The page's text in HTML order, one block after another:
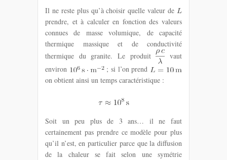
Il ne reste plus qu’à choisir quelle valeur de
prendre, et à calculer en fonction des valeurs
connues de masse volumique, de capacité
thermique massique et de conductivité
thermique du granite. Le produit
vaut
environ
; si l’on prend
on obtient ainsi un temps caractéristique :
Soit un peu plus de 3 ans… il ne faut
certainement pas prendre ce modèle pour plus
qu’il n’est, en particulier parce que la diffusion
de la chaleur se fait selon une symétrie